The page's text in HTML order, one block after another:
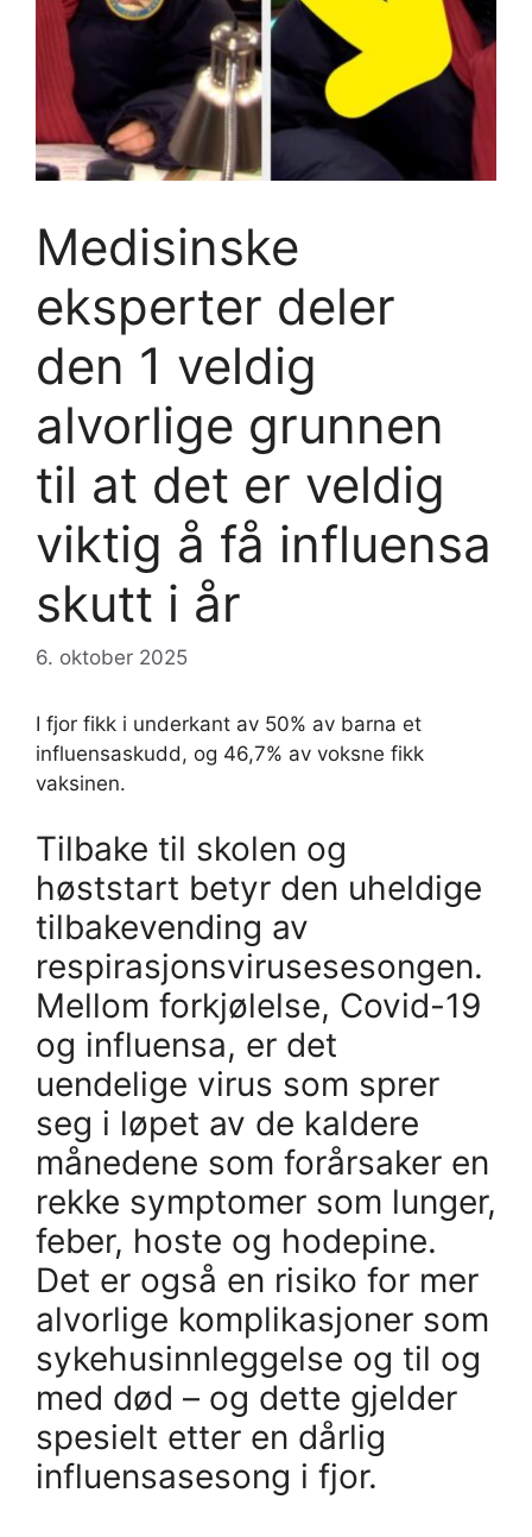
Medisinske
eksperter deler
den 1 veldig
alvorlige grunnen
til at det er veldig
viktig å få influensa
skutt i år
6. oktober 2025
I fjor fikk i underkant av 50% av barna et
influensaskudd, og 46,7% av voksne fikk
vaksinen.
Tilbake til skolen og
høststart betyr den uheldige
tilbakevending av
respirasjonsvirusesesongen.
Mellom forkjølelse, Covid-19
og influensa, er det
uendelige virus som sprer
seg i løpet av de kaldere
månedene som forårsaker en
rekke symptomer som lunger,
feber, hoste og hodepine.
Det er også en risiko for mer
alvorlige komplikasjoner som
sykehusinnleggelse og til og
med død – og dette gjelder
spesielt etter en dårlig
influensasesong i fjor.